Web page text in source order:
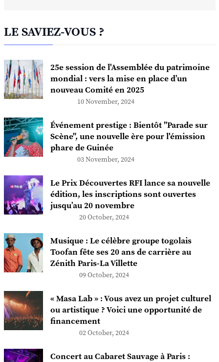
LE SAVIEZ-VOUS ?
25e session de l'Assemblée du patrimoine
mondial : vers la mise en place d’un
nouveau Comité en 2025
10 November, 2024
Événement prestige : Bientôt "Parade sur
Scène", une nouvelle ère pour l'émission
phare de Guinée
03 November, 2024
Le Prix Découvertes RFI lance sa nouvelle
édition, les inscriptions sont ouvertes
jusqu’au 20 novembre
20 October, 2024
Musique : Le célèbre groupe togolais
Toofan fête ses 20 ans de carrière au
Zénith Paris-La Villette
09 October, 2024
« Masa Lab » : Vous avez un projet culturel
ou artistique ? Voici une opportunité de
financement
02 October, 2024
Concert au Cabaret Sauvage à Paris :